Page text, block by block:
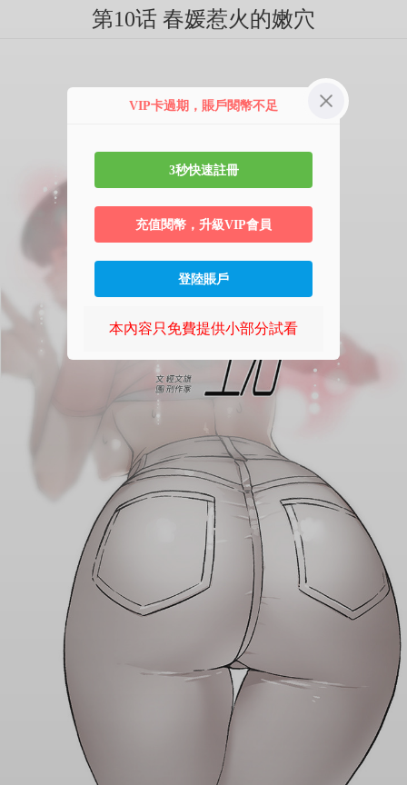
第10话 春媛惹火的嫩穴
VIP卡過期，賬戶閱幣不足
3秒快速註冊
充值閱幣，升級VIP會員
登陸賬戶
本內容只免費提供小部分試看